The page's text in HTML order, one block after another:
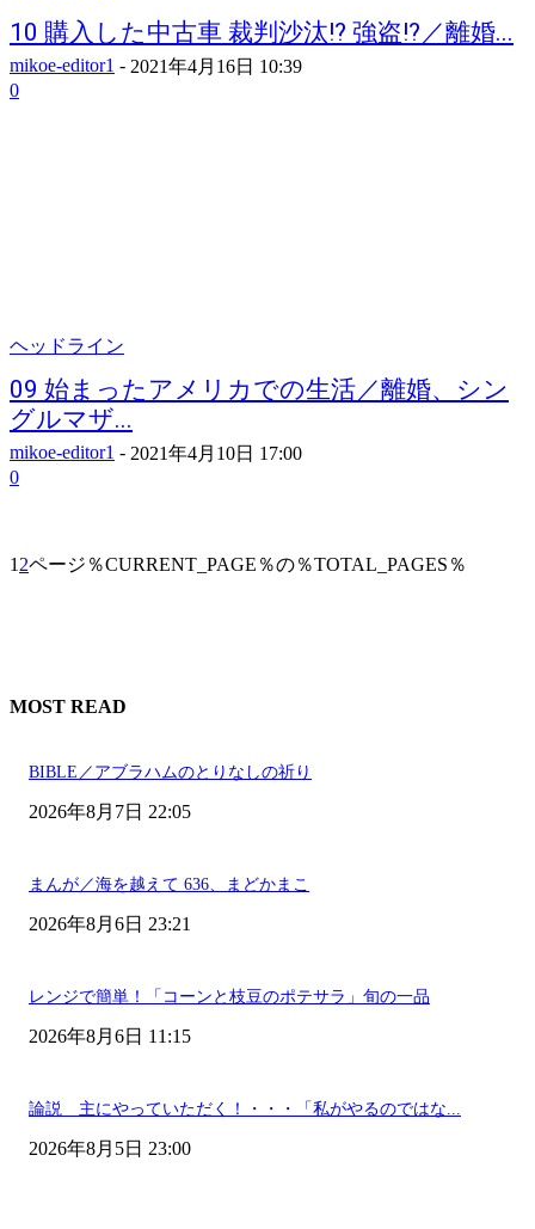
10 購入した中古車 裁判沙汰!? 強盗!?／離婚...
mikoe-editor1 - 2021年4月16日 10:39
0
ヘッドライン
09 始まったアメリカでの生活／離婚、シン
グルマザ...
mikoe-editor1 - 2021年4月10日 17:00
0
1 2ページ％CURRENT_PAGE％の％TOTAL_PAGES％
MOST READ
BIBLE／アブラハムのとりなしの祈り
2026年8月7日 22:05
まんが／海を越えて 636、まどかまこ
2026年8月6日 23:21
レンジで簡単！「コーンと枝豆のポテサラ」旬の一品
2026年8月6日 11:15
論説 主にやっていただく！・・・「私がやるのではな...
2026年8月5日 23:00